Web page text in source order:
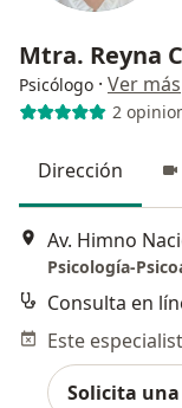
Mtra. Reyna
Psicólogo · Ver más
2
Dirección
Av. Himno
Psicología-
Consulta en
Solicita